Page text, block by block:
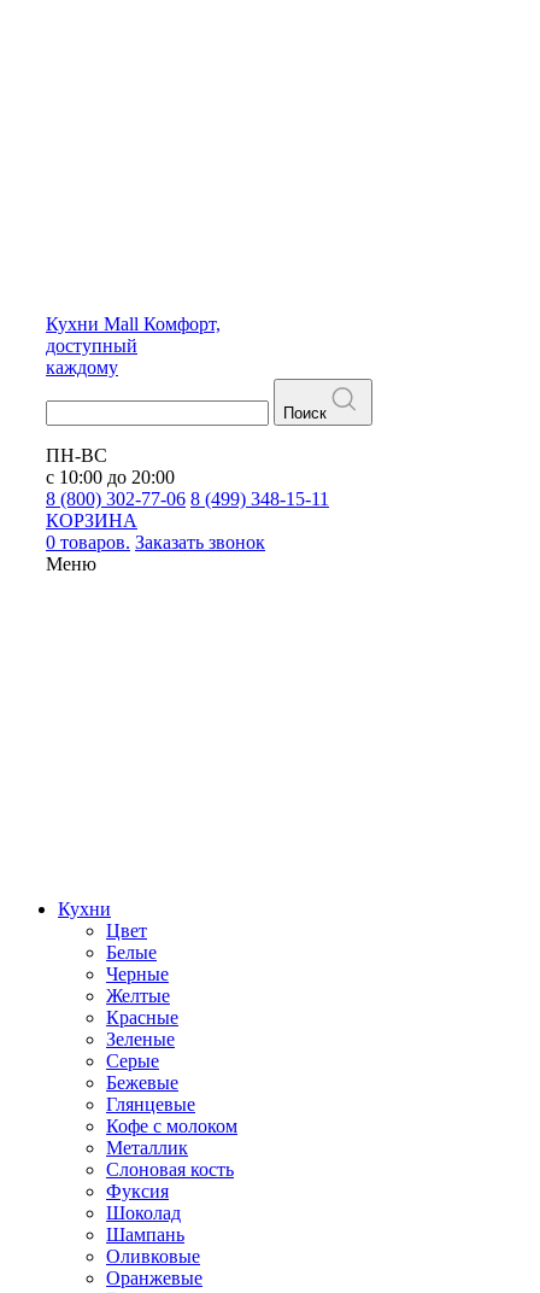
Кухни Mall Комфорт,
доступный
каждому
Поиск
ПН-ВС
с 10:00 до 20:00
8 (800) 302-77-06 8 (499) 348-15-11
КОРЗИНА
0 товаров. Заказать звонок
Меню
Кухни
Цвет
Белые
Черные
Желтые
Красные
Зеленые
Серые
Бежевые
Глянцевые
Кофе с молоком
Металлик
Слоновая кость
Фуксия
Шоколад
Шампань
Оливковые
Оранжевые